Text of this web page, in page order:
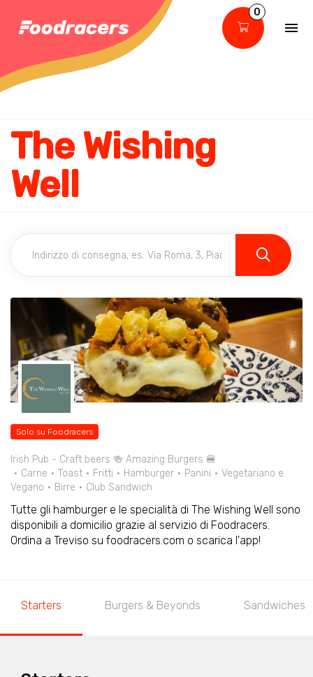
0
The Wishing
Well
Solo su Foodracers
Irish Pub - Craft beers 🍻 Amazing Burgers 🍔
Carne
Toast Fritti Hamburger Panini
Vegetariano e
Vegano
Birre Club Sandwich
Tutte gli hamburger e le specialità di The Wishing Well sono
disponibili a domicilio grazie al servizio di Foodracers.
Ordina a Treviso su foodracers.com o scarica l'app!
Starters Burgers & Beyonds Sandwiches